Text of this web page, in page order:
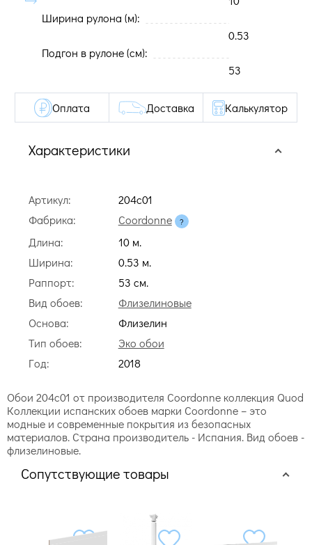
Ширина рулона (м):
0.53
Подгон в рулоне (cм):
53
Характеристики
Артикул:
204c01
Фабрика:
Coordonne
Длина:
10 м.
Ширина:
0.53 м.
Раппорт:
53 cм.
Вид обоев:
Флизелиновые
Основа:
Флизелин
Тип обоев:
Эко обои
Год:
2018
Оплата Доставка Калькулятор
Обои 204c01 от производителя Coordonne коллекция Quod
Коллекции испанских обоев марки Coordonne – это
модные и современные покрытия из безопасных
материалов. Страна производитель - Испания. Вид обоев -
флизелиновые.
Сопутствующие товары